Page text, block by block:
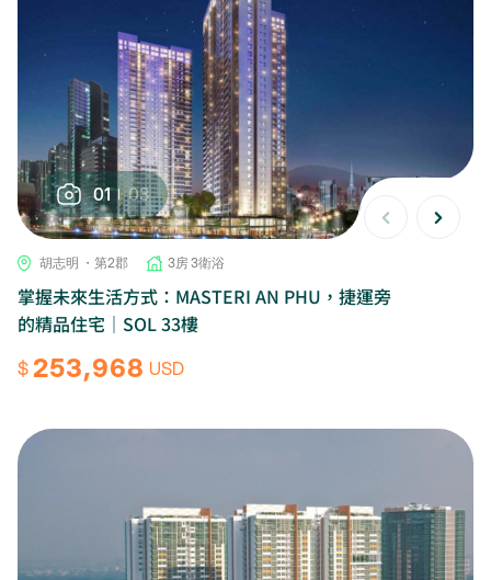
01 03
胡志明 ・第2郡 3房 3衛浴
掌握未來生活方式：MASTERI AN PHU，捷運旁
的精品住宅｜SOL 33樓
$253,968 USD